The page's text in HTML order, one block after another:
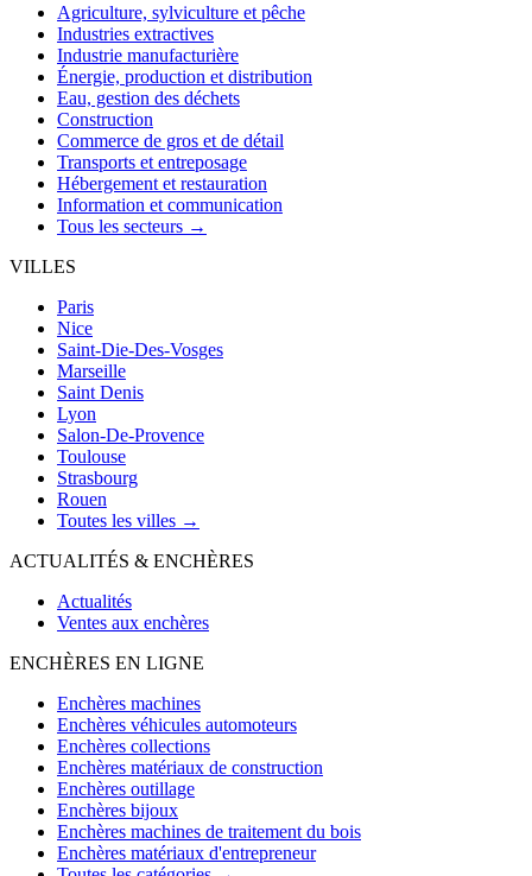
Agriculture, sylviculture et pêche
Industries extractives
Industrie manufacturière
Énergie, production et distribution
Eau, gestion des déchets
Construction
Commerce de gros et de détail
Transports et entreposage
Hébergement et restauration
Information et communication
Tous les secteurs →
VILLES
Paris
Nice
Saint-Die-Des-Vosges
Marseille
Saint Denis
Lyon
Salon-De-Provence
Toulouse
Strasbourg
Rouen
Toutes les villes →
ACTUALITÉS & ENCHÈRES
Actualités
Ventes aux enchères
ENCHÈRES EN LIGNE
Enchères machines
Enchères véhicules automoteurs
Enchères collections
Enchères matériaux de construction
Enchères outillage
Enchères bijoux
Enchères machines de traitement du bois
Enchères matériaux d'entrepreneur